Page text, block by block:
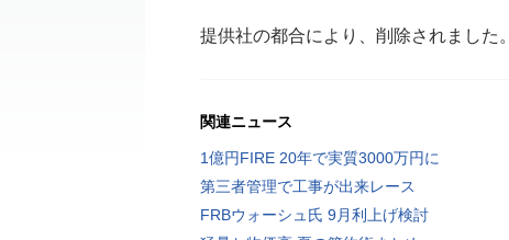
提供社の都合により、削除されました。
関連ニュース
1億円FIRE 20年で実質3000万円に
第三者管理で工事が出来レース
FRBウォーシュ氏 9月利上げ検討